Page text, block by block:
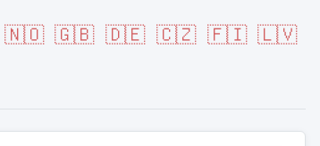
🇳🇴 🇬🇧 🇩🇪 🇨🇿 🇫🇮 🇱🇻